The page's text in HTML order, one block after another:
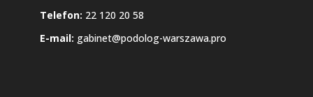
Telefon: 22 120 20 58
E-mail: gabinet@podolog-warszawa.pro